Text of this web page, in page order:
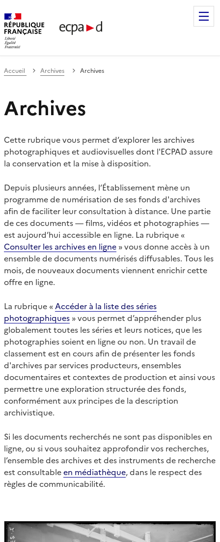
de communication et de production
Accueil Archives Archives
Archives
Cette rubrique vous permet d’explorer les archives
photographiques et audiovisuelles dont l'ECPAD assure
la conservation et la mise à disposition.
Depuis plusieurs années, l’Établissement mène un
programme de numérisation de ses fonds d'archives
afin de faciliter leur consultation à distance. Une partie
de ces documents — films, vidéos et photographies —
est aujourd’hui accessible en ligne. La rubrique «
Consulter les archives en ligne » vous donne accès à un
ensemble de documents numérisés diffusables. Tous les
mois, de nouveaux documents viennent enrichir cette
offre en ligne.
La rubrique « Accéder à la liste des séries
photographiques » vous permet d’appréhender plus
globalement toutes les séries et leurs notices, que les
photographies soient en ligne ou non. Un travail de
classement est en cours afin de présenter les fonds
d'archives par services producteurs, ensembles
documentaires et contextes de production et ainsi vous
permettre une exploration structurée des fonds,
conformément aux principes de la description
archivistique.
Si les documents recherchés ne sont pas disponibles en
ligne, ou si vous souhaitez approfondir vos recherches,
l’ensemble des archives et des instruments de recherche
est consultableen médiathèque, dans le respect des
règles de communicabilité.